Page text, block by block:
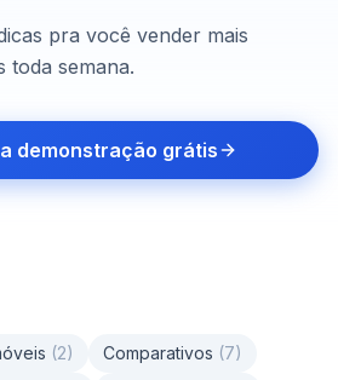
pra você vender mais
toda semana.
demonstração grátis
(2) Comparativos (7)